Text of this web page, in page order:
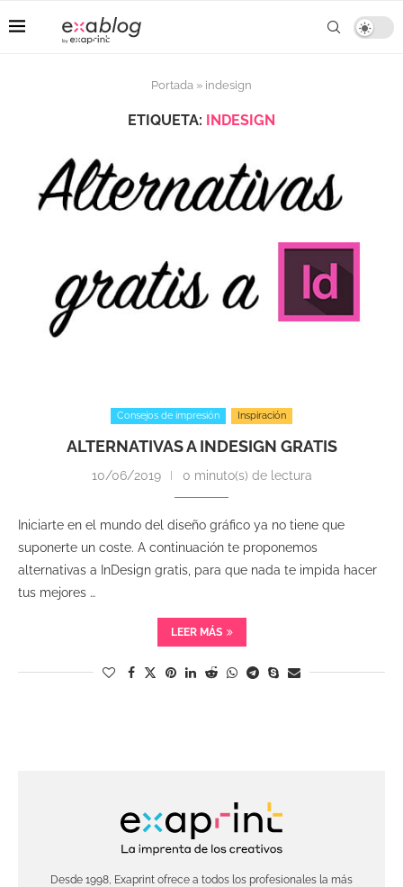
Portada » indesign
ETIQUETA: INDESIGN
Consejos de impresión Inspiración
ALTERNATIVAS A INDESIGN GRATIS
10/06/2019 0 minuto(s) de lectura
Iniciarte en el mundo del diseño gráfico ya no tiene que
suponerte un coste. A continuación te proponemos
alternativas a InDesign gratis, para que nada te impida hacer
tus mejores …
LEER MÁS
Desde 1998, Exaprint ofrece a todos los profesionales la más